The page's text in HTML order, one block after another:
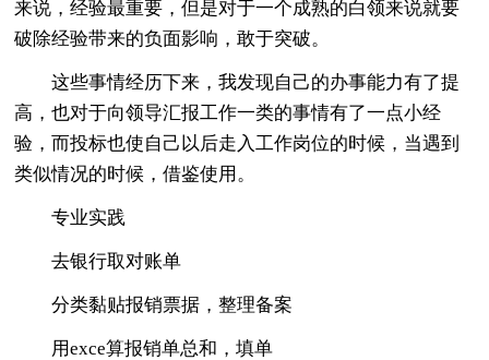
来说，经验最重要，但是对于一个成熟的白领来说就要
破除经验带来的负面影响，敢于突破。
这些事情经历下来，我发现自己的办事能力有了提
高，也对于向领导汇报工作一类的事情有了一点小经
验，而投标也使自己以后走入工作岗位的时候，当遇到
类似情况的时候，借鉴使用。
专业实践
去银行取对账单
分类黏贴报销票据，整理备案
用exce算报销单总和，填单